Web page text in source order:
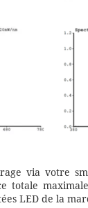
via votre
totale
LED de la